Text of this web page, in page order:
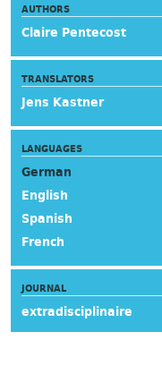
AUTHORS
Claire Pentecost
TRANSLATORS
Jens Kastner
LANGUAGES
German
English
Spanish
French
JOURNAL
extradisciplinaire